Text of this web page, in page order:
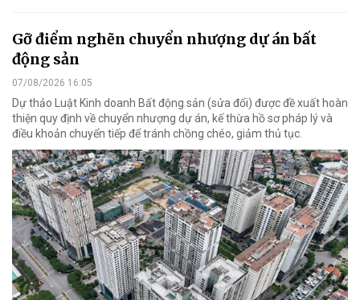
Gỡ điểm nghẽn chuyển nhượng dự án bất
động sản
07/08/2026 16:05
Dự thảo Luật Kinh doanh Bất động sản (sửa đổi) được đề xuất hoàn
thiện quy định về chuyển nhượng dự án, kế thừa hồ sơ pháp lý và
điều khoản chuyển tiếp để tránh chồng chéo, giảm thủ tục.